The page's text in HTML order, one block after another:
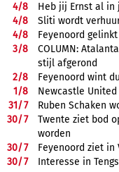
4/8
Heb jij Ernst al in
4/8
Sliti wordt
4/8
Feyenoord
3/8
COLUMN:
stijl afgerond
2/8
Feyenoord wint
1/8
Newcastle
31/7
Ruben Schaken
30/7
Twente ziet bod
worden
30/7
Feyenoord ziet in
30/7 Interesse in